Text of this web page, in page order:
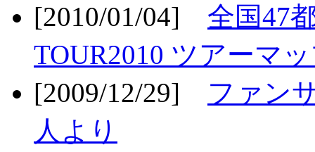
[2010/01/04] 全国47
TOUR2010 ツアーマ
[2009/12/29] ファン
人より